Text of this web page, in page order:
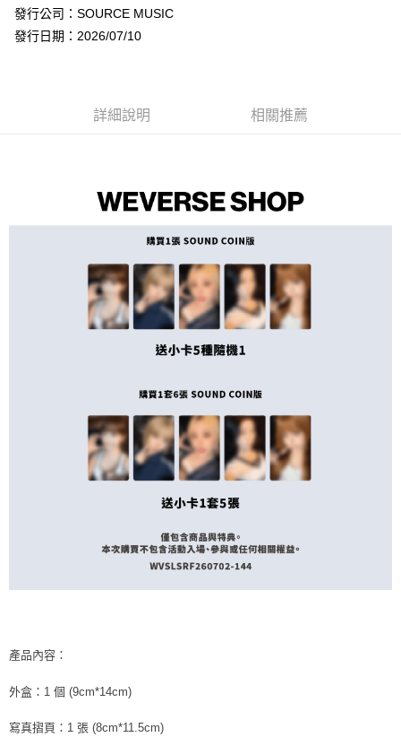
街口支付
２．便利：只要手機號碼，簡訊認證，即可結帳。
３．安心：先確認商品／服務後，再付款。
【「AFTEE先享後付」結帳流程】
結帳頁面，進行簡訊認證並確認金額後，即可完成結帳。
２．訂單成立數日內，您將收到繳費通知簡訊。
３．收到繳費通知簡訊後14天內，點擊此簡訊中的連結，可透過四大超商／
ATM／網路銀行／等多元方式進行付款，方視為交易完成。
購買商品的店家。未經商家同意取消之訂單仍視為有效，需透過AFTEE先享
是否繳費成功／繳費後需取消欲退款等相關疑問，請聯繫「AFTEE先享後付
客戶支援中心」https://netprotections.freshdesk.com/support/home
１．透過由恩沛科技股份有限公司提供之「AFTEE先享後付」服務完成之交
易，需依本服務之必要範圍內提供個人資料，並將交易相關給付款項請求債
權轉讓予恩沛科技股份有限公司。
https://aftee.tw/terms/#terms3
３．未成年的使用者請事先徵得法定代理人或監護人之同意方可使用
「AFTEE先享後付」，若未經同意申辦者引起之損失，本公司不負相關責
恩沛科技股份有限公司將有權停止該用戶之使用額度並採取法律行動。
每筆NT$60，滿NT$1,599(含以上)免運費
付款後全家取貨
每筆NT$60，滿NT$1,599(含以上)免運費
7-11取貨付款
每筆NT$60，滿NT$1,599(含以上)免運費
北美國家/地區配送
歐洲國家/地區配送
發行公司：SOURCE MUSIC
發行日期：2026/07/10
詳細說明 相關推薦
產品內容：
外盒：1 個 (9cm*14cm)
寫真摺頁：1 張 (8cm*11.5cm)